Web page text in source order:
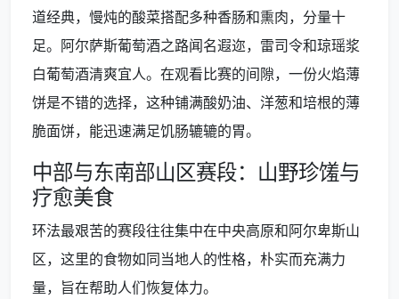
道经典，慢炖的酸菜搭配多种香肠和熏肉，分量十
足。阿尔萨斯葡萄酒之路闻名遐迩，雷司令和琼瑶浆
白葡萄酒清爽宜人。在观看比赛的间隙，一份火焰薄
饼是不错的选择，这种铺满酸奶油、洋葱和培根的薄
脆面饼，能迅速满足饥肠辘辘的胃。
中部与东南部山区赛段：山野珍馐与
疗愈美食
环法最艰苦的赛段往往集中在中央高原和阿尔卑斯山
区，这里的食物如同当地人的性格，朴实而充满力
量，旨在帮助人们恢复体力。